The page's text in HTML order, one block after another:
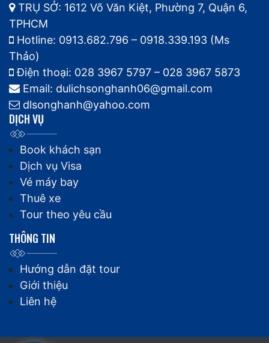
THÔNG TIN LIÊN HỆ
TRỤ SỞ: 1612 Võ Văn Kiệt, Phường 7, Quận 6,
TPHCM
Hotline: 0913.682.796 – 0918.339.193 (Ms
Thảo)
Điện thoại: 028 3967 5797 – 028 3967 5873
Email: dulichsonghanh06@gmail.com
dlsonghanh@yahoo.com
DỊCH VỤ
Book khách sạn
Dịch vụ Visa
Vé máy bay
Thuê xe
Tour theo yêu cầu